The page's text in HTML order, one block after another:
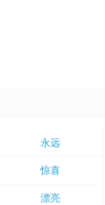
永远
惊喜
漂亮